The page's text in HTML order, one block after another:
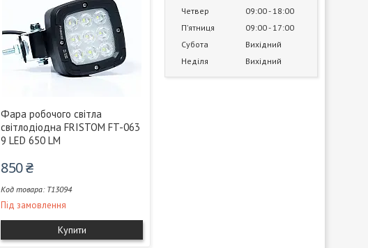
Фара робочого світла
світлодіодна FRISTOM FT-063
9 LED 650 LM
850 ₴
T13094
Під замовлення
Купити
Четвер
09:00 18:00
Пʼятниця
09:00 17:00
Субота
Вихідний
Неділя
Вихідний